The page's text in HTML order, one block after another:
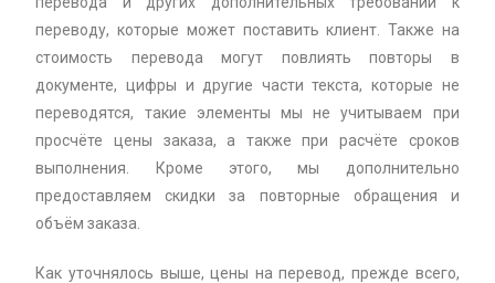
переводу, которые может поставить клиент. Также на
стоимость перевода могут повлиять повторы в
документе, цифры и другие части текста, которые не
переводятся, такие элементы мы не учитываем при
просчёте цены заказа, а также при расчёте сроков
выполнения. Кроме этого, мы дополнительно
предоставляем скидки за повторные обращения и
объём заказа.
Как уточнялось выше, цены на перевод, прежде всего,